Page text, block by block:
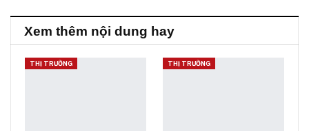
Xem thêm nội dung hay
THỊ TRƯỜNG THỊ TRƯỜNG